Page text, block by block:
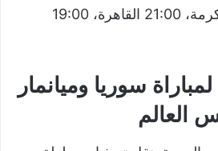
مساءً بتوقيت مكة المكرمة، 21:00 القاهرة، 19:00
لمباراة سوريا وميانمار
العالم